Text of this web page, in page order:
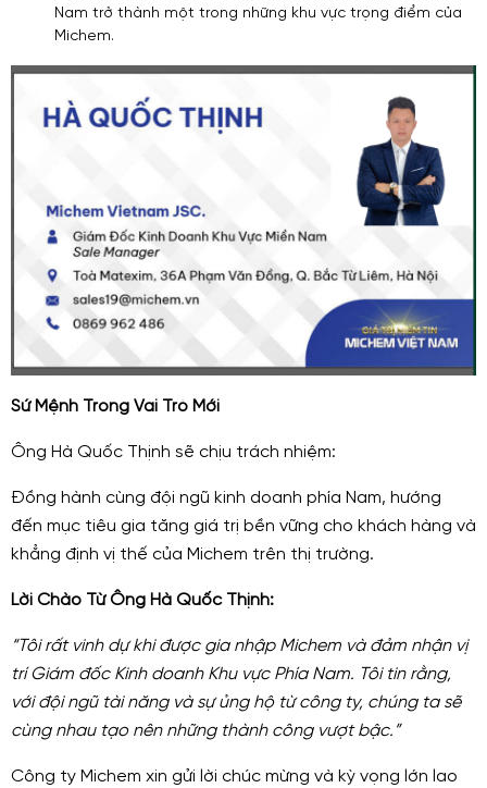
Nam trở thành một trong những khu vực trọng điểm của
Michem.
Sứ Mệnh Trong Vai Trò Mới
Ông Hà Quốc Thịnh sẽ chịu trách nhiệm:
Đồng hành cùng đội ngũ kinh doanh phía Nam, hướng
đến mục tiêu gia tăng giá trị bền vững cho khách hàng và
khẳng định vị thế của Michem trên thị trường.
Lời Chào Từ Ông Hà Quốc Thịnh:
“Tôi rất vinh dự khi được gia nhập Michem và đảm nhận vị
trí Giám đốc Kinh doanh Khu vực Phía Nam. Tôi tin rằng,
với đội ngũ tài năng và sự ủng hộ từ công ty, chúng ta sẽ
cùng nhau tạo nên những thành công vượt bậc.”
Công ty Michem xin gửi lời chúc mừng và kỳ vọng lớn lao